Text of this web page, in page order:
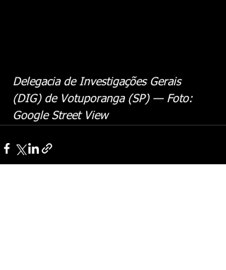
Delegacia de Investigações Gerais
(DIG) de Votuporanga (SP) — Foto:
Google Street View